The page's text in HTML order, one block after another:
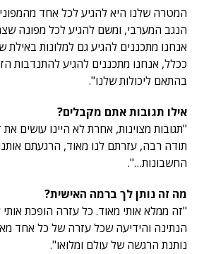
המטרה שלנו היא להגיע לכל אחד
הנגב המערבי, ומשם להגיע לכל מפונה
אנחנו מתכננים להגיע גם למלונות באילת
ככלל, אנחנו מתכננים להגיע להתנדבות
בהתאם ליכולות שלנו".
אילו תגובות אתם מקבלים?
"תגובות מצוינות, אחרת לא היינו עושים
תודה רבה, עזרתם לנו מאוד, הרגעתם
החשבונות…".
מה זה נותן לך ברמה האישית?
"זה ממלא אותי מאוד. כל עזרה הופכת
הנתינה והידיעה שכל עזרה של כל אחד
נותנת הרגשה של עולם ומלואו".